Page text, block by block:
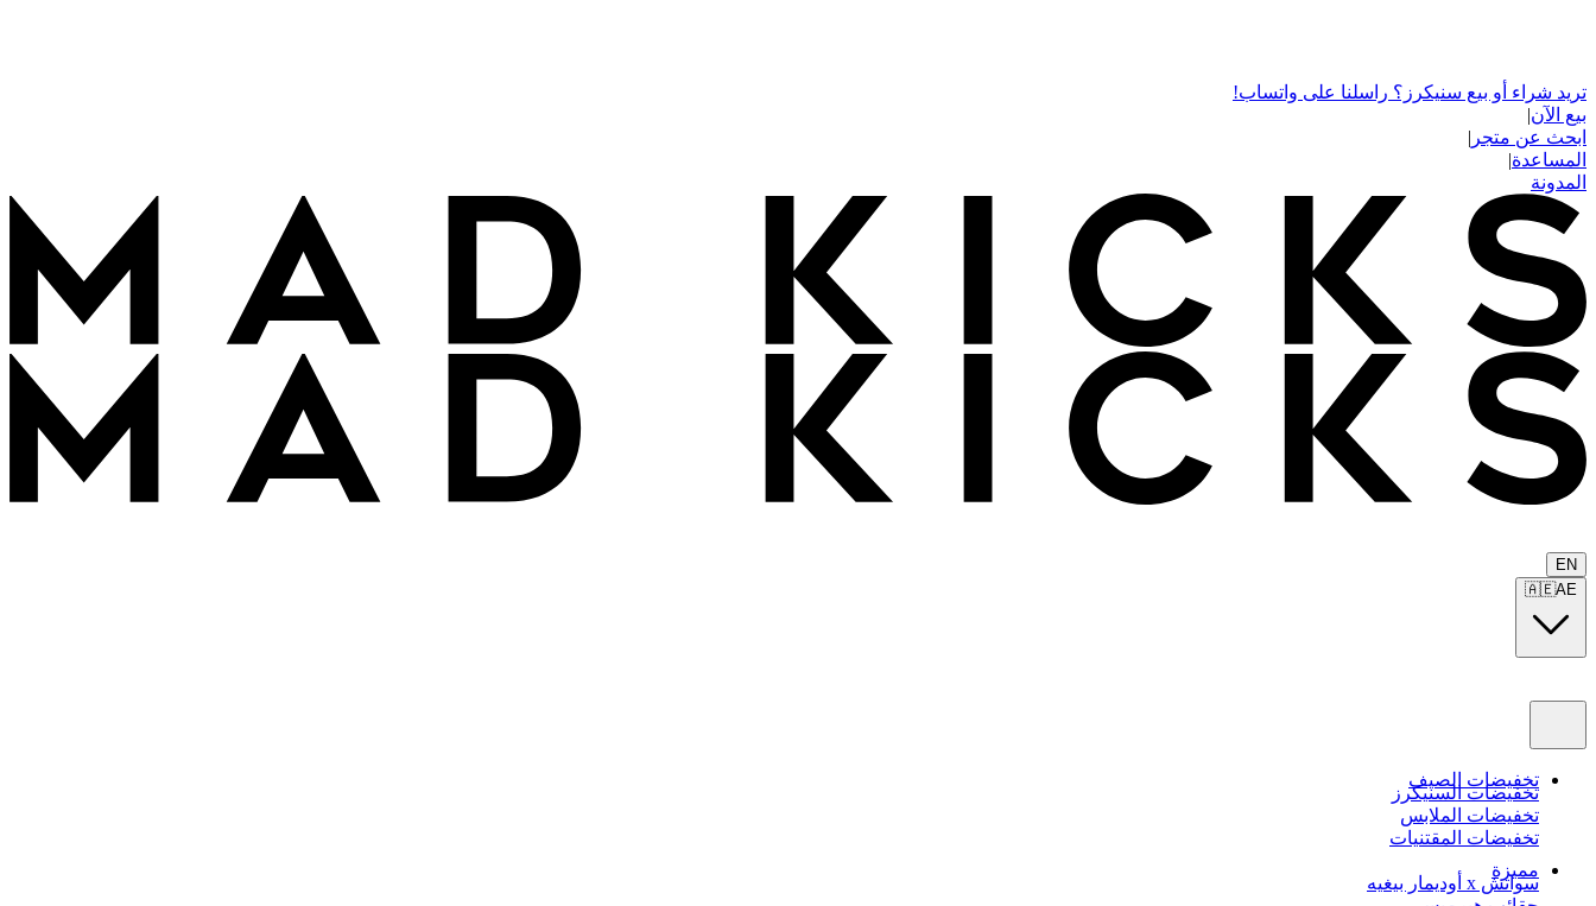
تريد شراء أو بيع سنيكرز؟ راسلنا على واتساب!
بيع الآن|
ابحث عن متجر |
المساعدة|
المدونة
EN
🇦🇪AE
تخفيضات الصيف
تخفيضات السنيكرز
تخفيضات الملابس
تخفيضات المقتنيات
مميزة
سواتش x أوديمار بيغيه